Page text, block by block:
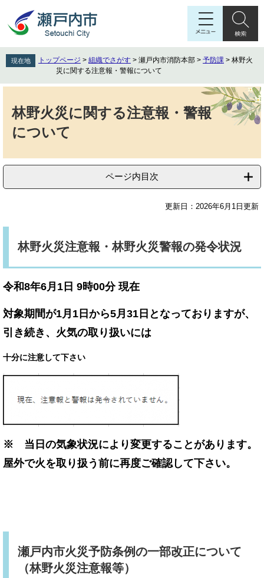
先
頭
を
飛
現在地 トップページ > 組織でさがす > 瀬戸内市消防本部 > 予防課 > 林野火
災に関する注意報・警報について
林野火災に関する注意報・警報
について
ページ内目次
更新日：2026年6月1日更新
林野火災注意報・林野火災警報の発令状況
令和8年6月1 日 9時00分 現在
対象期間が1月1日から5月31日となっておりますが、
引き続き、火気の取り扱いには
十分に注意して下さい
※ 当日の気象状況により変更することがあります。
屋外で火を取り扱う前に再度ご確認して下さい。
瀬戸内市火災予防条例の一部改正について
（林野火災注意報等）